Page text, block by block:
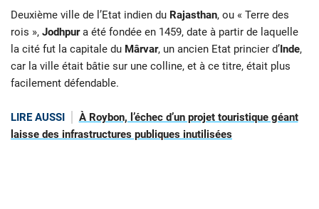
Deuxième ville de l’Etat indien du Rajasthan, ou « Terre des
rois », Jodhpura été fondée en 1459, date à partir de laquelle
la cité fut la capitale du Mârvar, un ancien Etat princier d’Inde,
car la ville était bâtie sur une colline, et à ce titre, était plus
facilement défendable.
LIRE AUSSI
À Roybon, l’échec d’un projet touristique géant
laisse des infrastructures publiques inutilisées